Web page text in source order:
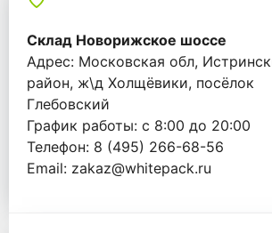
Склад Новорижское шоссе
Адрес: Московская обл,
район, ж\д Холщёвики, посёлок
Глебовский
График работы: с 8:00 до 20:00
Телефон: 8 (495) 266-68-56
Email: zakaz@whitepack.ru